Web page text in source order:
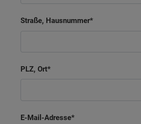
Straße, Hausnummer
PLZ, Ort
E-Mail-Adresse